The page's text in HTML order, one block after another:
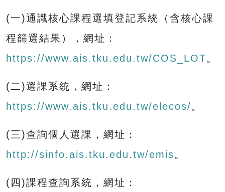
(一)通識核心課程選填登記系統（含核心課
程篩選結果），網址：
https://www.ais.tku.edu.tw/COS_LOT。
(二)選課系統，網址：
https://www.ais.tku.edu.tw/elecos/。
(三)查詢個人選課，網址：
http://sinfo.ais.tku.edu.tw/emis。
(四)課程查詢系統，網址：